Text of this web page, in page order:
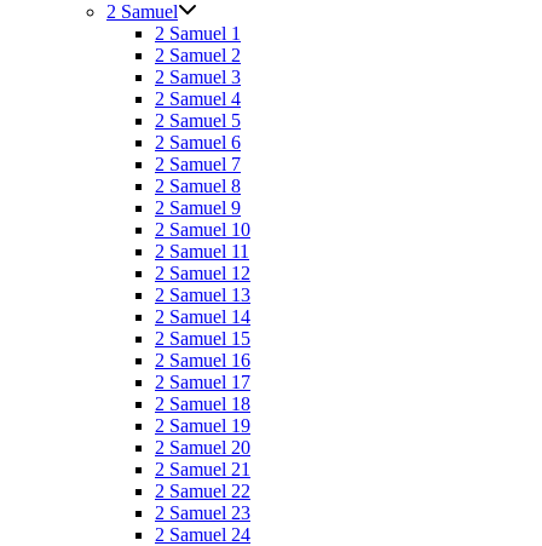
2 Samuel
2 Samuel 1
2 Samuel 2
2 Samuel 3
2 Samuel 4
2 Samuel 5
2 Samuel 6
2 Samuel 7
2 Samuel 8
2 Samuel 9
2 Samuel 10
2 Samuel 11
2 Samuel 12
2 Samuel 13
2 Samuel 14
2 Samuel 15
2 Samuel 16
2 Samuel 17
2 Samuel 18
2 Samuel 19
2 Samuel 20
2 Samuel 21
2 Samuel 22
2 Samuel 23
2 Samuel 24